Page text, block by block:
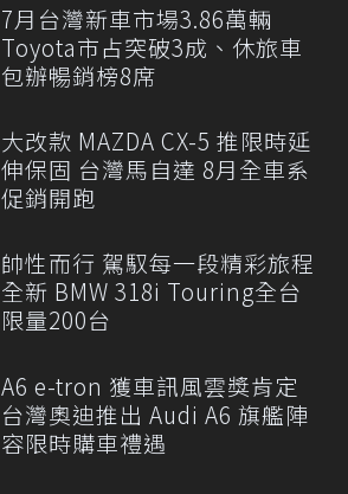
7月台灣新車市場3.86萬輛
Toyota市占突破3成、休旅車
包辦暢銷榜8席
大改款 MAZDA CX-5 推限時延
伸保固 台灣馬自達 8月全車系
促銷開跑
帥性而行 駕馭每一段精彩旅程
全新 BMW 318i Touring全台
限量200台
A6 e-tron 獲車訊風雲獎肯定
台灣奧迪推出 Audi A6 旗艦陣
容限時購車禮遇